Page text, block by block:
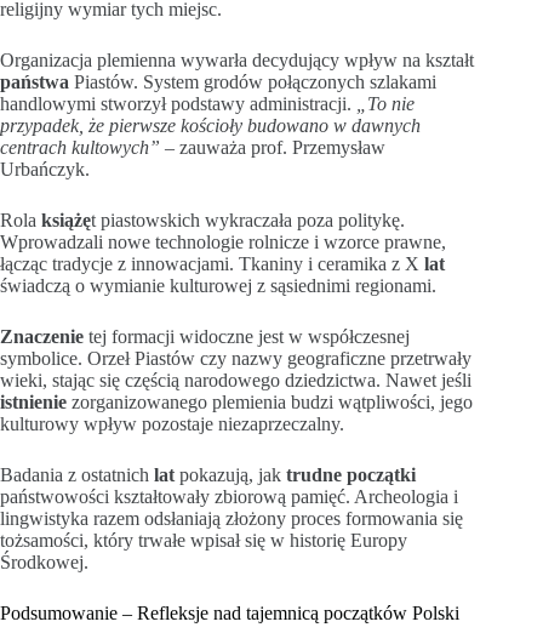
religijny wymiar tych miejsc.
Organizacja plemienna wywarła decydujący wpływ na kształt
państwa Piastów. System grodów połączonych szlakami
handlowymi stworzył podstawy administracji.
„To nie
przypadek, że pierwsze kościoły budowano w dawnych
centrach kultowych” – zauważa prof. Przemysław
Urbańczyk.
Rola książęt piastowskich wykraczała poza politykę.
Wprowadzali nowe technologie rolnicze i wzorce prawne,
łącząc tradycje z innowacjami. Tkaniny i ceramika z X lat
świadczą o wymianie kulturowej z sąsiednimi regionami.
Znaczenie tej formacji widoczne jest w współczesnej
symbolice. Orzeł Piastów czy nazwy geograficzne przetrwały
wieki, stając się częścią narodowego dziedzictwa. Nawet jeśli
istnienie zorganizowanego plemienia budzi wątpliwości, jego
kulturowy wpływ pozostaje niezaprzeczalny.
Badania z ostatnich lat pokazują, jak trudne początki
państwowości kształtowały zbiorową pamięć. Archeologia i
lingwistyka razem odsłaniają złożony proces formowania się
tożsamości, który trwałe wpisał się w historię Europy
Środkowej.
Podsumowanie – Refleksje nad tajemnicą początków Polski